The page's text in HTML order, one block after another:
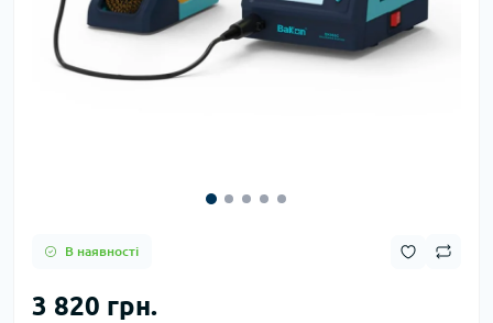
В наявності
3 820 грн.